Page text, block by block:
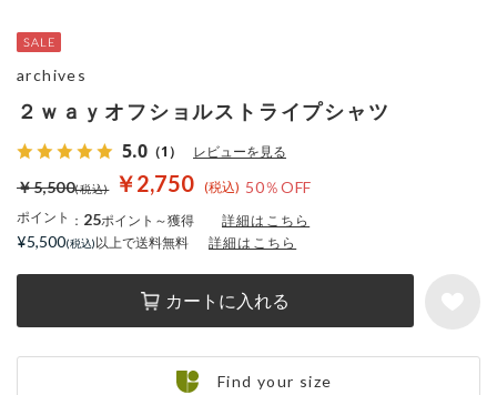
２ｗａｙオフショルストライプシャツ
5.0 （1） レビューを見る
￥2,750 50％OFF
￥5,500
ポイント ： 25ポイント～獲得 詳細はこちら
カートに入れる
archives
¥5,500 以上で送料無料 詳細はこちら
Find your size